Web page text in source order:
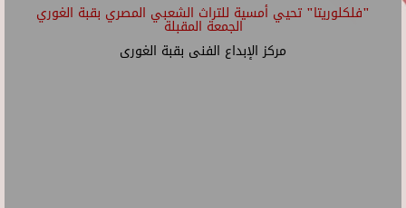
"فلكلوريتا" تحيي أمسية للتراث الشعبي المصري بقبة الغوري
الجمعة المقبلة
مركز الإبداع الفنى بقبة الغورى